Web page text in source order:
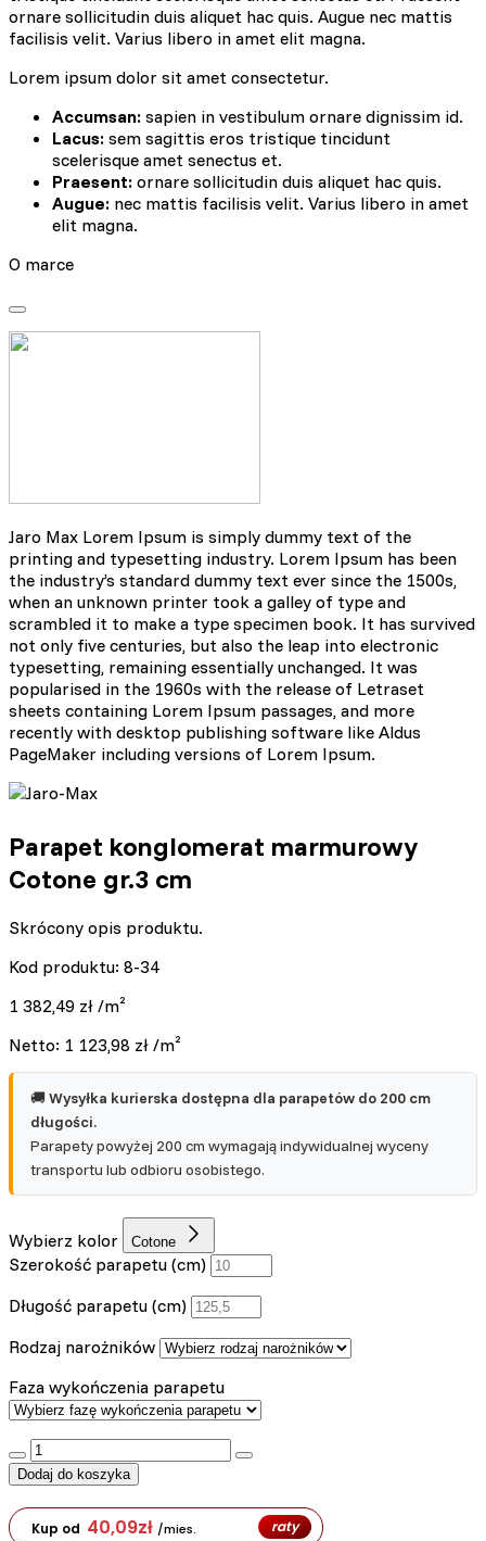
ornare sollicitudin duis aliquet hac quis. Augue nec mattis
facilisis velit. Varius libero in amet elit magna.
Lorem ipsum dolor sit amet consectetur.
Accumsan: sapien in vestibulum ornare dignissim id.
Lacus: sem sagittis eros tristique tincidunt
scelerisque amet senectus et.
Praesent: ornare sollicitudin duis aliquet hac quis.
Augue: nec mattis facilisis velit. Varius libero in amet
elit magna.
O marce
Jaro Max Lorem Ipsum is simply dummy text of the
printing and typesetting industry. Lorem Ipsum has been
the industry’s standard dummy text ever since the 1500s,
when an unknown printer took a galley of type and
scrambled it to make a type specimen book. It has survived
not only five centuries, but also the leap into electronic
typesetting, remaining essentially unchanged. It was
popularised in the 1960s with the release of Letraset
sheets containing Lorem Ipsum passages, and more
recently with desktop publishing software like Aldus
PageMaker including versions of Lorem Ipsum.
Parapet konglomerat marmurowy
Cotone gr.3 cm
Skrócony opis produktu.
Kod produktu: 8-34
1 382,49 zł /m²
Netto: 1 123,98 zł /m²
🚚Wysyłka kurierska dostępna dla parapetów do 200 cm
długości.
Parapety powyżej 200 cm wymagają indywidualnej wyceny
transportu lub odbioru osobistego.
Wybierz kolor Cotone
Szerokość parapetu (cm)
Długość parapetu (cm)
Rodzaj narożników
Faza wykończenia parapetu
:product_name quantity
Dodaj do koszyka
Kup od 40,09zł /mies. raty